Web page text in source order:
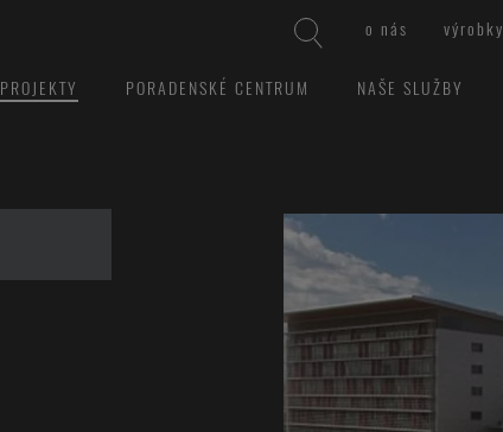
o nás výrobky
PORADENSKÉ CENTRUM NAŠE SLUŽBY